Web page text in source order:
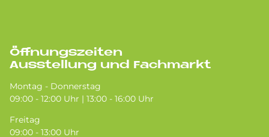
Öffnungszeiten
Ausstellung und Fachmarkt
Montag - Donnerstag
09:00 - 12:00 Uhr | 13:00 - 16:00 Uhr
Freitag
09:00 - 13:00 Uhr